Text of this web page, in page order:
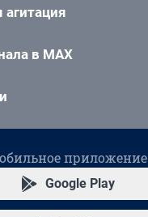
в MAX
приложение
Google Play